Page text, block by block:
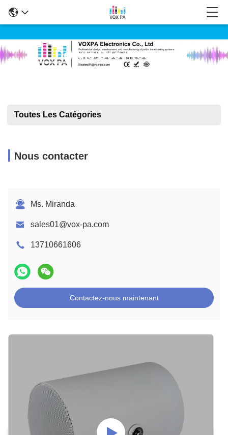
Détails Des Produits
Toutes Les Catégories
Nous contacter
Ms. Miranda
sales01@vox-pa.com
13710661606
Contactez-nous maintenant